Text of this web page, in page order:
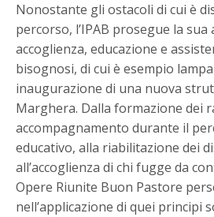
Nonostante gli ostacoli di cui è
percorso, l’IPAB prosegue la sua
accoglienza, educazione e
bisognosi, di cui è esempio
inaugurazione di una nuova
Marghera. Dalla formazione dei
accompagnamento durante il
educativo, alla riabilitazione dei
all’accoglienza di chi fugge da
Opere Riunite Buon Pastore
nell’applicazione di quei principi